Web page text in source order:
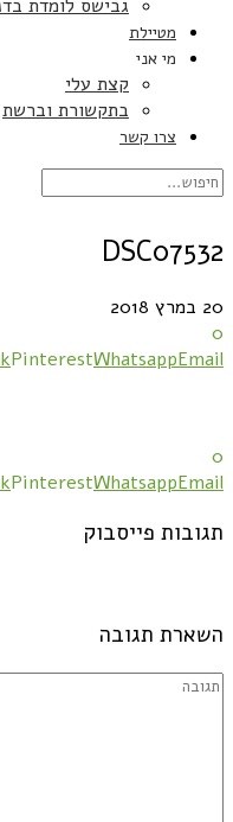
גבישס לומדת
מטיילת
מי אני
קצת עלי
בתקשורת וברשת
צרו קשר
DSC07532
20 במרץ 2018
0
PinterestWhatsappEmail
0
PinterestWhatsappEmail
תגובות פייסבוק
השארת תגובה